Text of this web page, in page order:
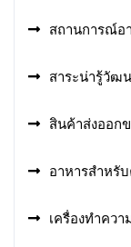
สถานการณ์อ
สาระน่ารู้วัฒ
สินค้าส่งออก
อาหารสําหรั
เครื่องทำควา